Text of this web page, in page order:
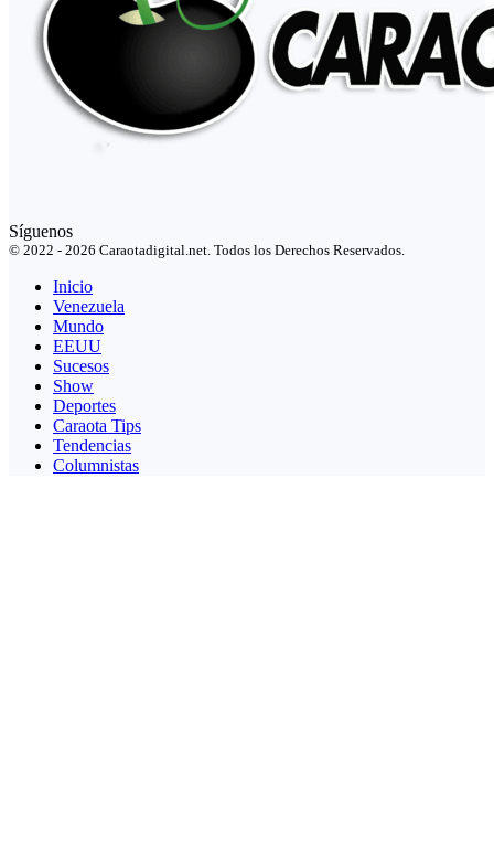
Síguenos
© 2022 - 2026 Caraotadigital.net. Todos los Derechos Reservados.
Inicio
Venezuela
Mundo
EEUU
Sucesos
Show
Deportes
Caraota Tips
Tendencias
Columnistas